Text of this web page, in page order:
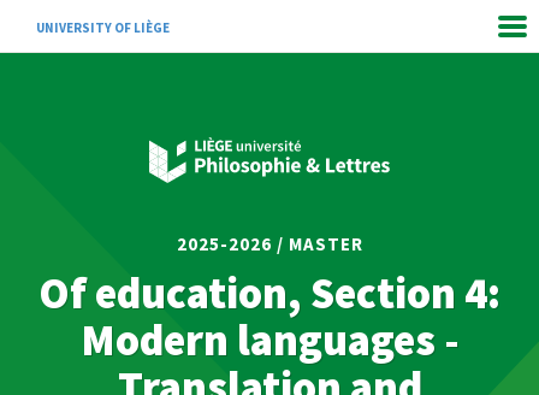
UNIVERSITY OF LIÈGE
2025-2026 / MASTER
Of education, Section 4:
Modern languages -